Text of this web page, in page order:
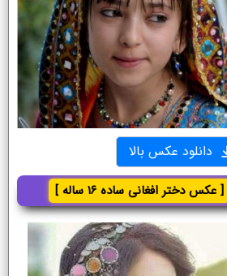
دانلود عکس بالا
[ عکس دختر افغانی ساده ۱۶ ساله ]